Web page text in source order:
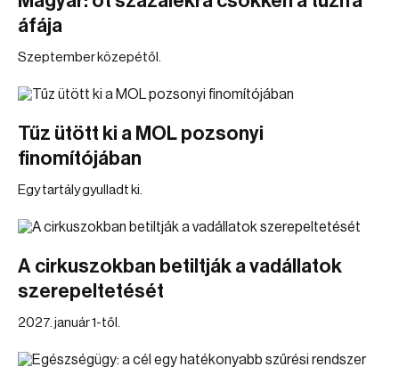
áfája
Szeptember közepétől.
Tűz ütött ki a MOL pozsonyi
finomítójában
Egy tartály gyulladt ki.
A cirkuszokban betiltják a vadállatok
szerepeltetését
2027. január 1-től.